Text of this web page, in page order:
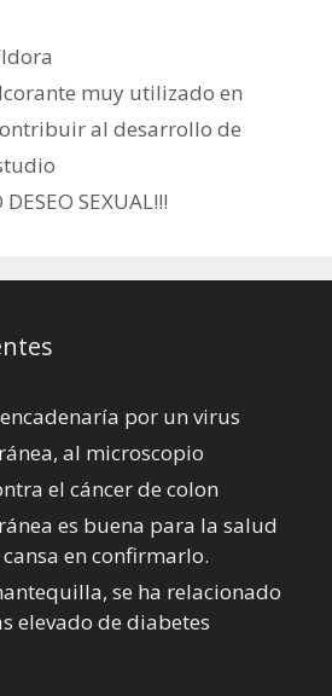
muy utilizado en
al desarrollo de
SEXUAL!!!
por un virus
al microscopio
el cáncer de colon
es buena para la salud
en confirmarlo.
se ha relacionado
elevado de diabetes